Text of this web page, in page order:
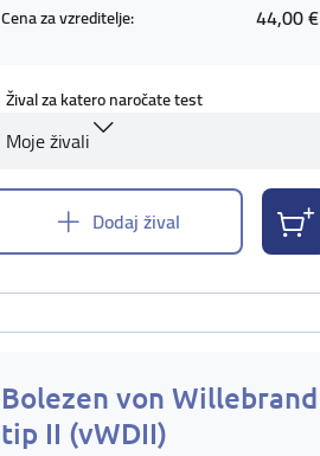
Cena za vzreditelje: 44,00 €
Žival za katero naročate test
Moje živali
Dodaj žival
Bolezen von Willebrand
tip II (vWDII)